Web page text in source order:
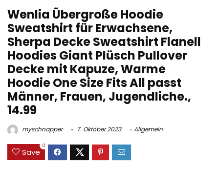
Wenlia Übergroße Hoodie
Sweatshirt für Erwachsene,
Sherpa Decke Sweatshirt Flanell
Hoodies Giant Plüsch Pullover
Decke mit Kapuze, Warme
Hoodie One Size Fits All passt
Männer, Frauen, Jugendliche.,
14.99
myschnapper 7. Oktober 2023 Allgemein
Save
0